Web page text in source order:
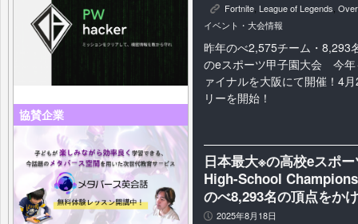
協賛企業
K Fortnite League of Legends
イベント・大会情報
昨年のべ2,575チーム・8,293
のeスポーツ甲子園大会 今年
ァイナルを大阪にて開催！4
リーを開始！
日本最大※の高校eスポ
High-School
のべ8,293名の頂点をか
P 2025年8月18日